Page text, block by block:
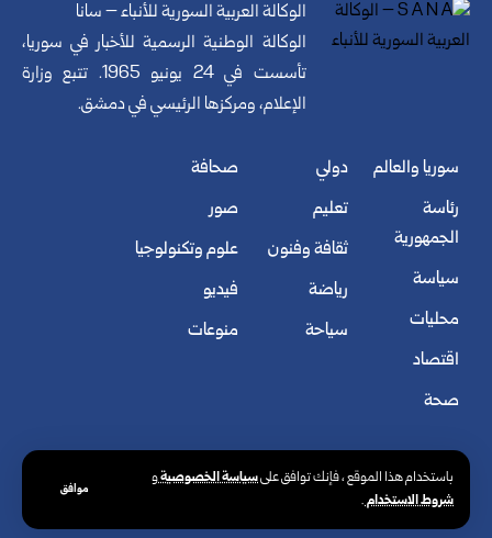
باستخدام هذا الموقع ، فإنك توافق علىسياسة الخصوصيةو
شروط الاستخدام.
موافق
الوكالة العربية السورية للأنباء – سانا
الوكالة الوطنية الرسمية للأخبار في سوريا،
تأسست في 24 يونيو 1965. تتبع وزارة
الإعلام، ومركزها الرئيسي في دمشق.
سوريا والعالم
رئاسة
الجمهورية
سياسة
محليات
اقتصاد
صحة
دولي
تعليم
ثقافة وفنون
رياضة
سياحة
صحافة
صور
علوم وتكنولوجيا
فيديو
منوعات
© الوكالة العربية السورية للأنباء. كافة الحقوق محفوظة.